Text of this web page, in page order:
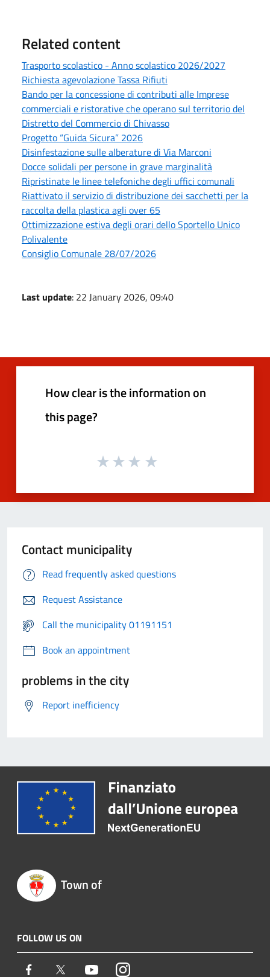
Related content
Trasporto scolastico - Anno scolastico 2026/2027
Richiesta agevolazione Tassa Rifiuti
Bando per la concessione di contributi alle Imprese
commerciali e ristorative che operano sul territorio del
Distretto del Commercio di Chivasso
Progetto “Guida Sicura” 2026
Disinfestazione sulle alberature di Via Marconi
Docce solidali per persone in grave marginalità
Ripristinate le linee telefoniche degli uffici comunali
Riattivato il servizio di distribuzione dei sacchetti per la
raccolta della plastica agli over 65
Ottimizzazione estiva degli orari dello Sportello Unico
Polivalente
Consiglio Comunale 28/07/2026
Last update: 22 January 2026, 09:40
How clear is the information on
this page?
Contact municipality
Read frequently asked questions
Request Assistance
Call the municipality 01191151
Book an appointment
problems in the city
Report inefficiency
Town of
FOLLOW US ON
Facebook Twitter YoutubeInstagram